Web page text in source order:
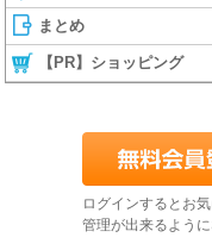
まとめ
【PR】ショッピング
ログインするとお
管理が出来るよう